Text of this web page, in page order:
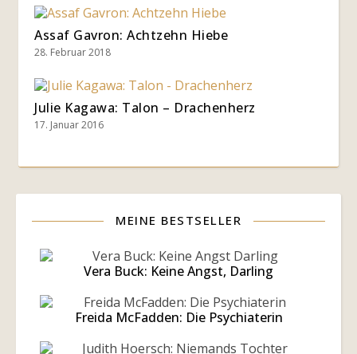
Assaf Gavron: Achtzehn Hiebe
28. Februar 2018
Julie Kagawa: Talon – Drachenherz
17. Januar 2016
MEINE BESTSELLER
Vera Buck: Keine Angst, Darling
Freida McFadden: Die Psychiaterin